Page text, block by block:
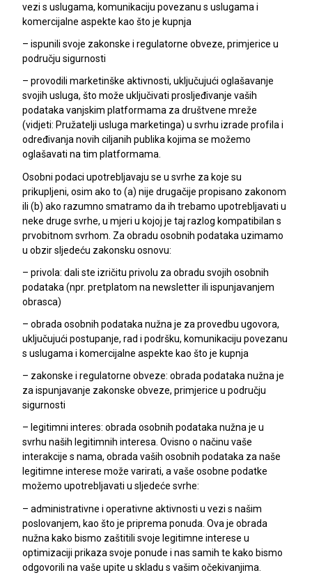
vezi s uslugama, komunikaciju povezanu s uslugama i
komercijalne aspekte kao što je kupnja
– ispunili svoje zakonske i regulatorne obveze, primjerice u
području sigurnosti
– provodili marketinške aktivnosti, uključujući oglašavanje
svojih usluga, što može uključivati prosljeđivanje vaših
podataka vanjskim platformama za društvene mreže
(vidjeti: Pružatelji usluga marketinga) u svrhu izrade profila i
određivanja novih ciljanih publika kojima se možemo
oglašavati na tim platformama.
Osobni podaci upotrebljavaju se u svrhe za koje su
prikupljeni, osim ako to (a) nije drugačije propisano zakonom
ili (b) ako razumno smatramo da ih trebamo upotrebljavati u
neke druge svrhe, u mjeri u kojoj je taj razlog kompatibilan s
prvobitnom svrhom. Za obradu osobnih podataka uzimamo
u obzir sljedeću zakonsku osnovu:
– privola: dali ste izričitu privolu za obradu svojih osobnih
podataka (npr. pretplatom na newsletter ili ispunjavanjem
obrasca)
– obrada osobnih podataka nužna je za provedbu ugovora,
uključujući postupanje, rad i podršku, komunikaciju povezanu
s uslugama i komercijalne aspekte kao što je kupnja
– zakonske i regulatorne obveze: obrada podataka nužna je
za ispunjavanje zakonske obveze, primjerice u području
sigurnosti
– legitimni interes: obrada osobnih podataka nužna je u
svrhu naših legitimnih interesa. Ovisno o načinu vaše
interakcije s nama, obrada vaših osobnih podataka za naše
legitimne interese može varirati, a vaše osobne podatke
možemo upotrebljavati u sljedeće svrhe:
– administrativne i operativne aktivnosti u vezi s našim
poslovanjem, kao što je priprema ponuda. Ova je obrada
nužna kako bismo zaštitili svoje legitimne interese u
optimizaciji prikaza svoje ponude i nas samih te kako bismo
odgovorili na vaše upite u skladu s vašim očekivanjima.